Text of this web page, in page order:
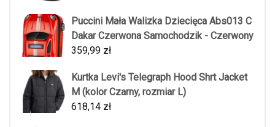
Puccini Mała Walizka Dziecięca Abs013 C
Dakar Czerwona Samochodzik - Czerwony
359,99 zł
Kurtka Levi's Telegraph Hood Shrt Jacket
M (kolor Czarny, rozmiar L)
618,14 zł